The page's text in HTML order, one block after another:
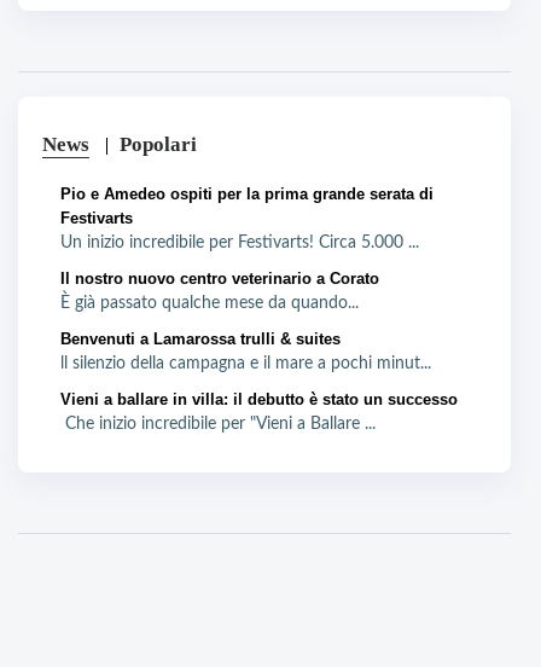
News Popolari
Pio e Amedeo ospiti per la prima grande serata di
Festivarts
Un inizio incredibile per Festivarts! Circa 5.000 ...
Il nostro nuovo centro veterinario a Corato
È già passato qualche mese da quando...
Benvenuti a Lamarossa trulli & suites
ll silenzio della campagna e il mare a pochi minut...
Vieni a ballare in villa: il debutto è stato un successo
Che inizio incredibile per "Vieni a Ballare ...